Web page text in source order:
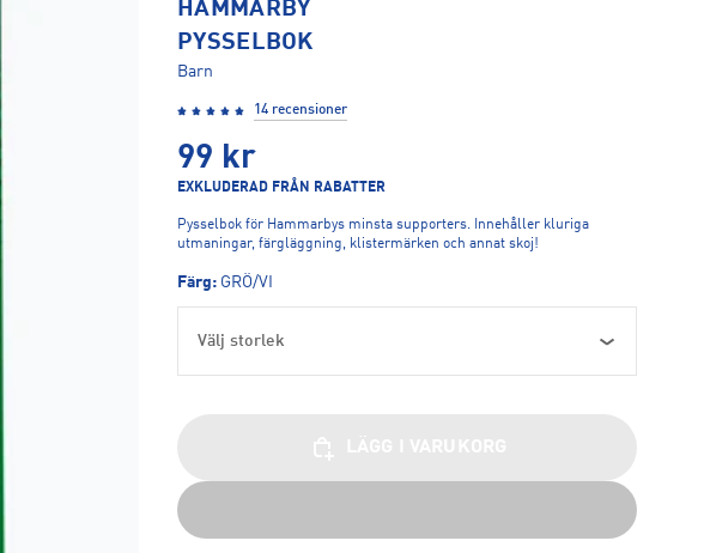
HAMMARBY
PYSSELBOK
Barn
14 recensioner
99 kr
EXKLUDERAD FRÅN RABATTER
Pysselbok för Hammarbys minsta supporters. Innehåller kluriga
utmaningar, färgläggning, klistermärken och annat skoj!
Färg: GRÖ/VI
Välj storlek